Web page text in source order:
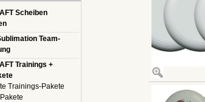
Scheiben
Team-
Trainings +
Trainings-Pakete